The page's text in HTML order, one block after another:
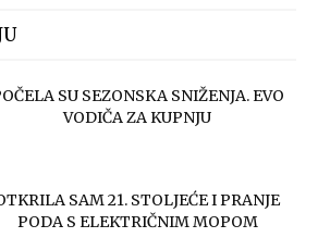
SU SEZONSKA SNIŽENJA. EVO
VODIČA ZA KUPNJU
SAM 21. STOLJEĆE I PRANJE
PODA S ELEKTRIČNIM MOPOM